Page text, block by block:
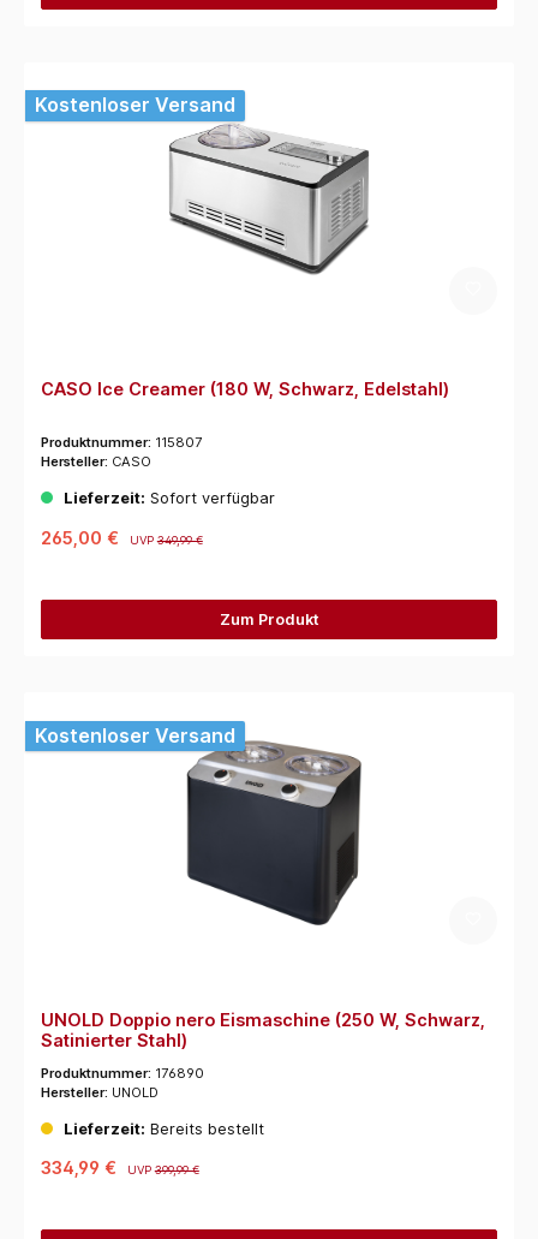
Kostenloser Versand
CASO Ice Creamer (180 W, Schwarz, Edelstahl)
Produktnummer: 115807
Hersteller: CASO
Lieferzeit: Sofort verfügbar
265,00 € UVP349,99 €
Zum Produkt
Kostenloser Versand
UNOLD Doppio nero Eismaschine (250 W, Schwarz,
Satinierter Stahl)
Produktnummer: 176890
Hersteller: UNOLD
Lieferzeit: Bereits bestellt
334,99 € UVP399,99 €